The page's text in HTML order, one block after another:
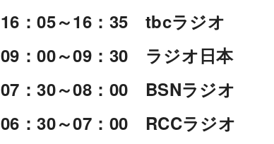
16：05～16：35 tbcラジオ
09：00～09：30 ラジオ日本
07：30～08：00 BSNラジオ
06：30～07：00 RCCラジオ